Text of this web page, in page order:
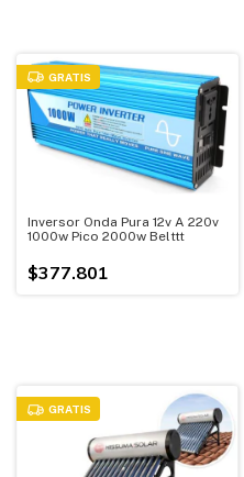
GRATIS
Inversor Onda Pura 12v A 220v
1000w Pico 2000w Belttt
$377.801
GRATIS